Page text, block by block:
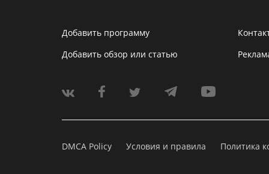
Добавить программу
Добавить обзор или статью
DMCA Policy Условия и правила Политика